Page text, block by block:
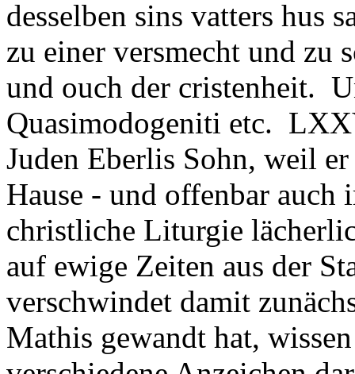
desselben sins vatters hus
zu einer versmecht und zu
und ouch der cristenheit.
Quasimodogeniti etc.
Juden Eberlis Sohn, weil
Hause - und offenbar auch
christliche Liturgie
auf ewige Zeiten aus der
verschwindet damit
Mathis gewandt hat,